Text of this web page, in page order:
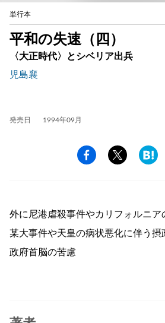
単行本
平和の失速（四）
〈大正時代〉とシベリア出兵
児島襄
発売日 1994年09月
外に尼港虐殺事件やカリフォルニア
某大事件や天皇の病状悪化に伴う
政府首脳の苦慮